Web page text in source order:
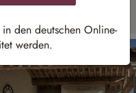
den deutschen Online-
werden.